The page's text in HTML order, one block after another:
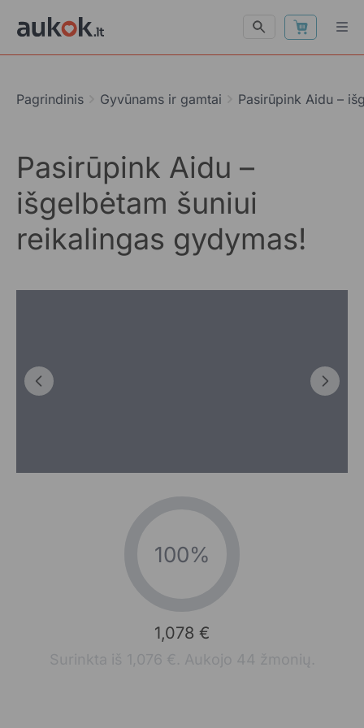
Pagrindinis Gyvūnams ir gamtai Pasirūpink Aidu –
Pasirūpink Aidu –
išgelbėtam šuniui
reikalingas gydymas!
100%
1,078 €